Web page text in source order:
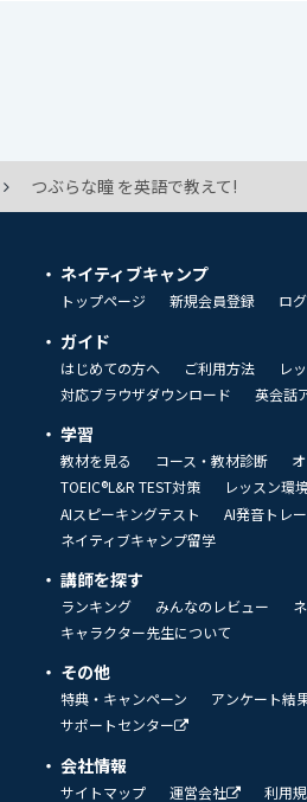
つぶらな瞳 を英語で教えて!
ネイティブキャンプ
トップページ 新規会員登録 ロ
ガイド
はじめての方へ ご利用方法 レ
対応ブラウザダウンロード
英会話
学習
教材を見る コース・教材診断
TOEIC®L&R TEST対策
レッスン環
AIスピーキングテスト
AI発音トレ
ネイティブキャンプ留学
講師を探す
ランキング みんなのレビュー
キャラクター先生について
その他
特典・キャンペーン アンケート結
サポートセンター
会社情報
サイトマップ 運営会社 利用